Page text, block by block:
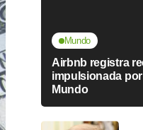
Mundo
Airbnb registra
impulsionada
Mundo